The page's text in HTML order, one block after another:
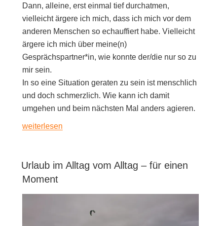
Dann, alleine, erst einmal tief durchatmen,
vielleicht ärgere ich mich, dass ich mich vor dem
anderen Menschen so echauffiert habe. Vielleicht
ärgere ich mich über meine(n)
Gesprächspartner*in, wie konnte der/die nur so zu
mir sein.
In so eine Situation geraten zu sein ist menschlich
und doch schmerzlich. Wie kann ich damit
umgehen und beim nächsten Mal anders agieren.
«Wohin
Ärger?»
weiterlesen
Urlaub im Alltag vom Alltag – für einen
Moment